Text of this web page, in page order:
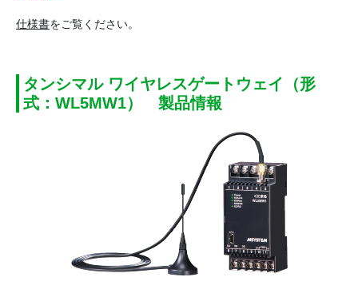
仕様書をご覧ください。
タンシマル ワイヤレスゲートウェイ（形
式：WL5MW1） 製品情報